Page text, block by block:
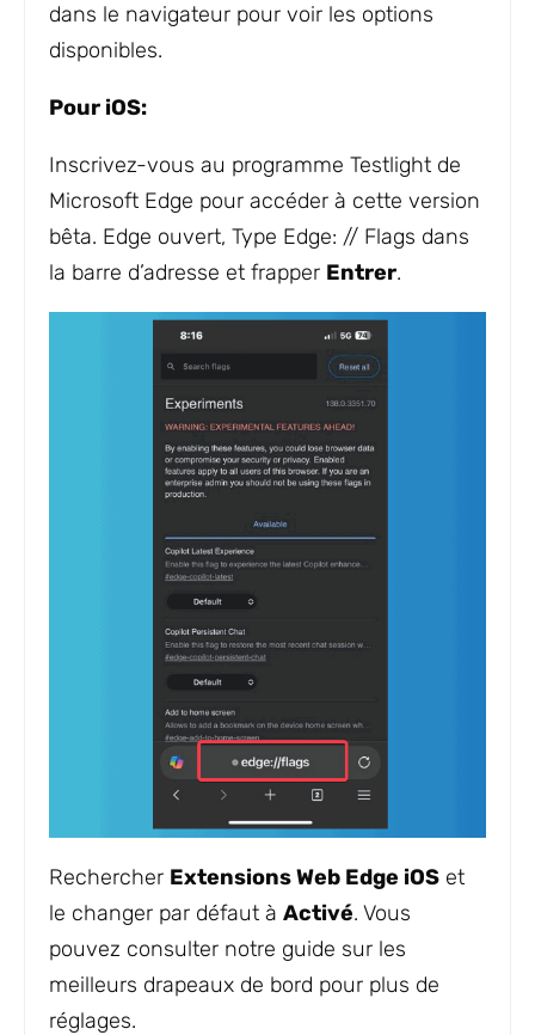
dans le navigateur pour voir les options
disponibles.
Pour iOS:
Inscrivez-vous au programme Testlight de
Microsoft Edge pour accéder à cette version
bêta. Edge ouvert, Type Edge: // Flags dans
la barre d’adresse et frapper Entrer.
Rechercher Extensions Web Edge iOS et
le changer par défaut à Activé. Vous
pouvez consulter notre guide sur les
meilleurs drapeaux de bord pour plus de
réglages.